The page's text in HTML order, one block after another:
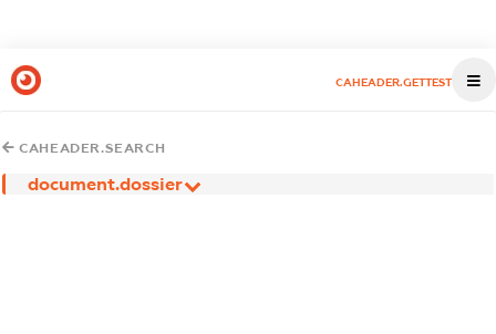
CAHEADER.GETTEST
CAHEADER.SEARCH
document.dossier